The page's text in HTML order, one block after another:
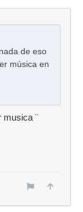
de eso
música en
musica ¨